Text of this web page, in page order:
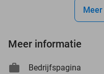
Meer informatie
Bedrijfspagina